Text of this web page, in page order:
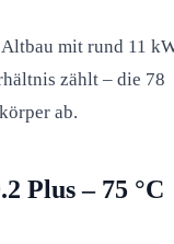
mit rund 11
zählt – die 78
ab.
Plus – 75 °C